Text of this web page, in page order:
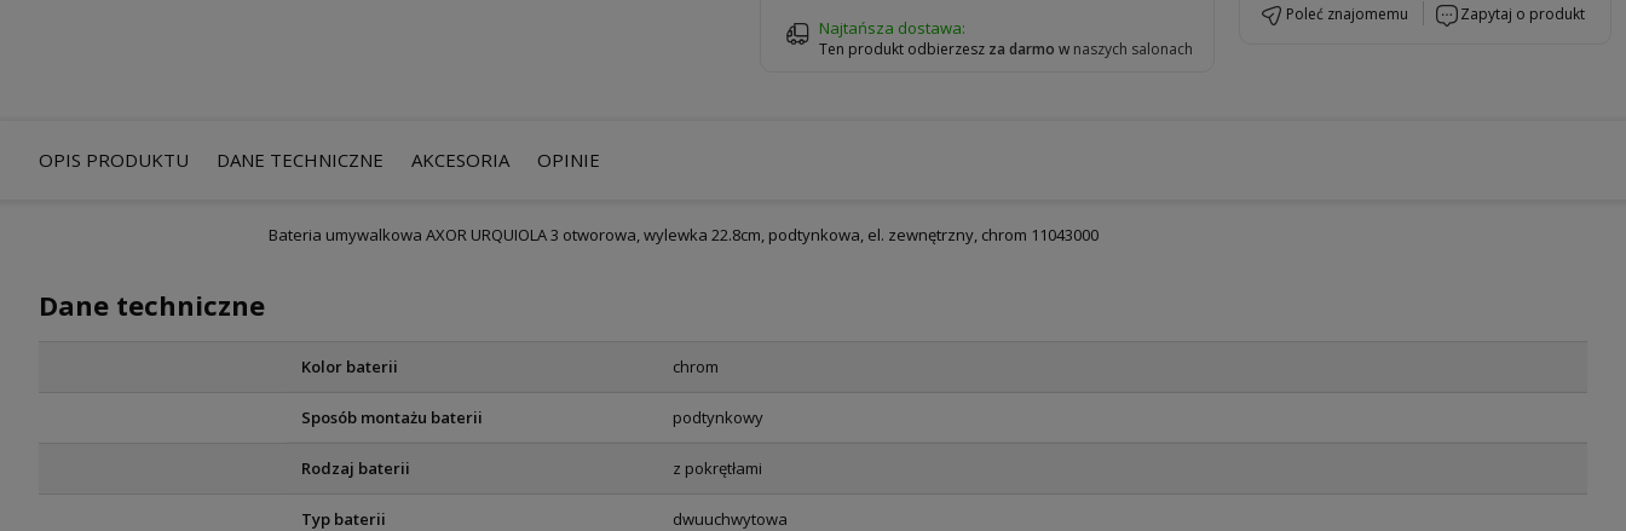
Najtańsza dostawa:
Ten produkt odbierzesz za darmo w naszych salonach
poleć znajomemu zapytaj o produkt
OPIS PRODUKTU DANE TECHNICZNE AKCESORIA OPINIE
Bateria umywalkowa AXOR URQUIOLA 3 otworowa, wylewka 22.8cm, podtynkowa, el. zewnętrzny, chrom 11043000
Dane techniczne
Kolor baterii chrom
Sposób montażu baterii podtynkowy
Rodzaj baterii z pokrętłami
Typ baterii dwuuchwytowa